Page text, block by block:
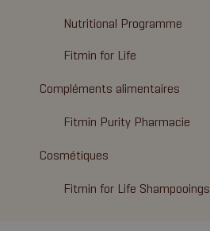
Nutritional Programme
Fitmin for Life
Compléments alimentaires
Fitmin Purity Pharmacie
Cosmétiques
Fitmin for Life Shampooings